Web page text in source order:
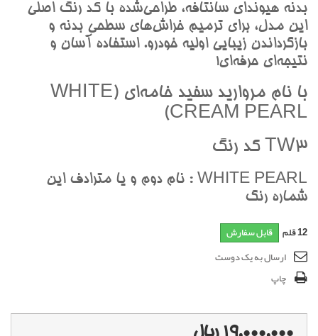
بدنه هيونداي سانتافه، طراحي‌شده با کد رنگ اصلي
اين مدل، براي ترميم خراش‌هاي سطحي بدنه و
بازگرداندن زيبايي اوليه خودرو. استفاده آسان و
نتيجه‌اي حرفه‌اي!
با نام مرواريد سفيد خامه‌اي (WHITE
CREAM PEARL)
TW3 کد رنگ
WHITE PEARL : نام دوم و يا مترادف اين
شماره رنگ
12قلم قابل سفارش
ارسال به یک دوست
چاپ